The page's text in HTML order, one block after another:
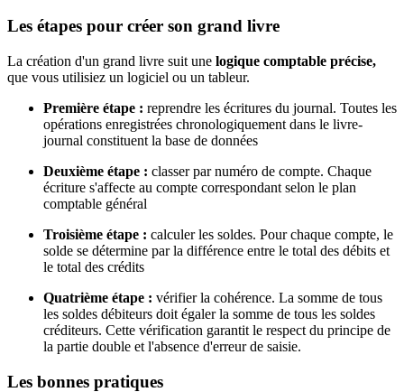
Les étapes pour créer son grand livre
La création d'un grand livre suit une logique comptable précise,
que vous utilisiez un logiciel ou un tableur.
Première étape : reprendre les écritures du journal. Toutes les
opérations enregistrées chronologiquement dans le livre-
journal constituent la base de données
Deuxième étape : classer par numéro de compte. Chaque
écriture s'affecte au compte correspondant selon le plan
comptable général
Troisième étape : calculer les soldes. Pour chaque compte, le
solde se détermine par la différence entre le total des débits et
le total des crédits
Quatrième étape : vérifier la cohérence. La somme de tous
les soldes débiteurs doit égaler la somme de tous les soldes
créditeurs. Cette vérification garantit le respect du principe de
la partie double et l'absence d'erreur de saisie.
Les bonnes pratiques